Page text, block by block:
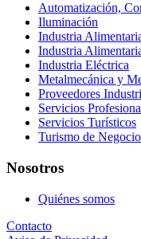
Automatización,
Iluminación
Industria
Industria
Industria Eléctrica
Metalmecánica y
Proveedores
Servicios
Servicios Turísticos
Turismo de
Nosotros
Quiénes somos
Contacto